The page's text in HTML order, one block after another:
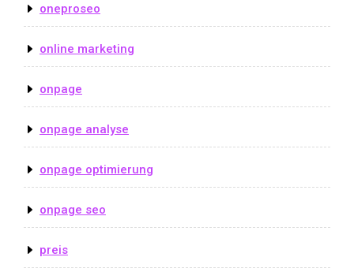
oneproseo
online marketing
onpage
onpage analyse
onpage optimierung
onpage seo
preis